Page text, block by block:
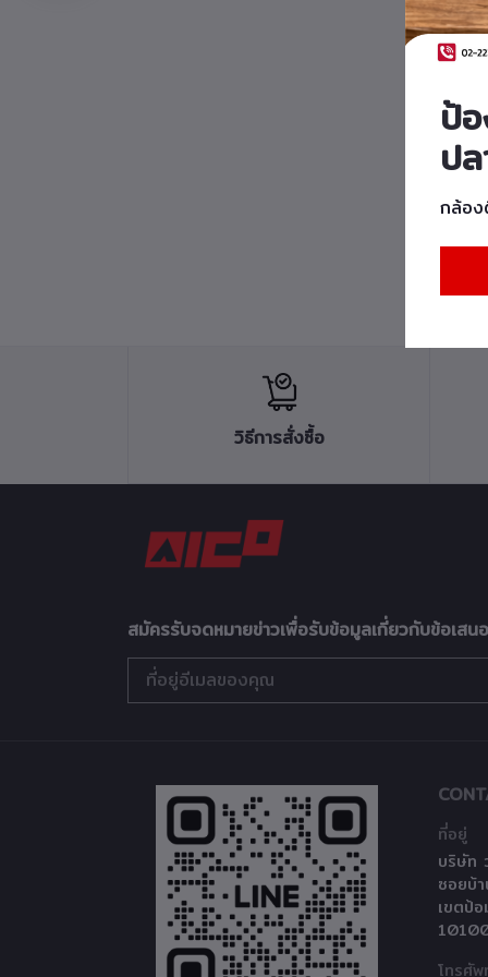
วิธีการสั่งซื้อ
สมัครรับจดหมายข่าวเพื่อรับข้อมูลเกี่ยวกับข้อเส
ที่อยู่
บริษัท
ซอยบ้
เขตป้
โทรศั
ป้
ป
กล้อง